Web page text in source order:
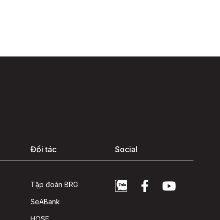
Đối tác
Tập đoàn BRG
SeABank
Social